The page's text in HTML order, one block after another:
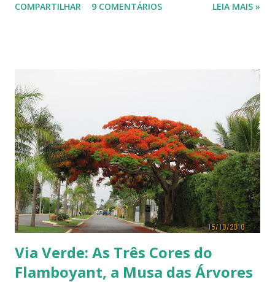
Terra, aquele abraço! ------------ Dia da Terra - Veja aqui . -----------
COMPARTILHAR 9 COMENTÁRIOS LEIA MAIS »
Via Verde: As Três Cores do
Flamboyant, a Musa das Árvores